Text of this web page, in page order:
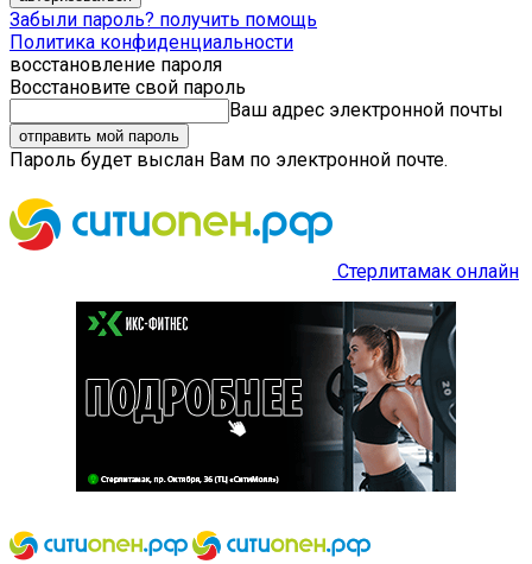
Забыли пароль? получить помощь
Политика конфиденциальности
восстановление пароля
Восстановите свой пароль
Ваш адрес электронной почты
Пароль будет выслан Вам по электронной почте.
Стерлитамак онлайн